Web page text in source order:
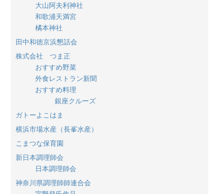
大山阿夫利神社
和歌浦天満宮
橘本神社
田中和徳京浜懇話会
株式会社 つま正
おすすめ野菜
外食レストラン新聞
おすすめ料理
銀座クルーズ
ガトーよこはま
横浜市場水産（長峯水産）
こまつな保育園
新日本調理師会
日本調理師会
神奈川県調理師師連合会